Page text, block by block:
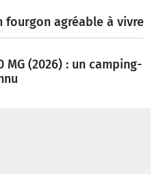
fourgon agréable à vivre
MG (2026) : un camping-